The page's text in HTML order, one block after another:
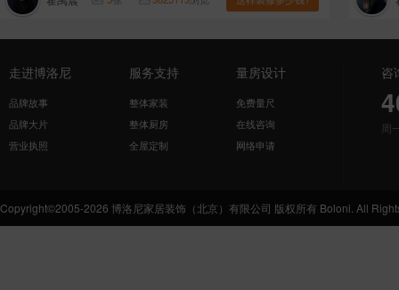
走进博洛尼
品牌故事
品牌大片
营业执照
服务支持
整体家装
整体厨房
全屋定制
量房设计
免费量尺
在线咨询
网络申请
咨
周
Copyright©2005-2026 博洛尼家居装饰（北京）有限公司 版权所有 Boloni. All